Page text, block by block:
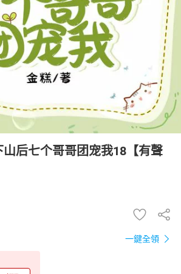
/紙本書
HOT
后七个哥哥团宠我18【有聲
一鍵全領